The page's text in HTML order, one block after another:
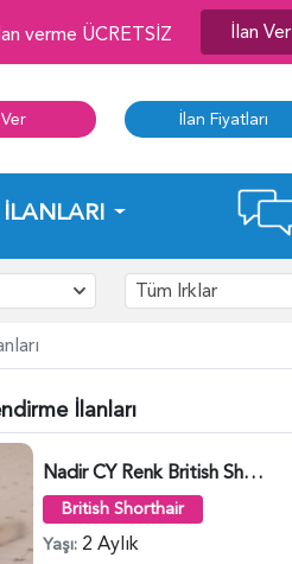
verme ÜCRETSİZ İlan Ver
İlan Fiyatları
Tüm Irklar
İlanları
Nadir CY Renk British Shorthair Prensesimiz - 6483
British Shorthair
Yaşı: 2 Aylık